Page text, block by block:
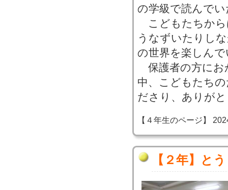
の学級で読んで
こどもたちから
うなずいたりし
の世界を楽しん
保護者の方にお
中、こどもたち
ださり、ありが
【４年生のページ】
【２年】と